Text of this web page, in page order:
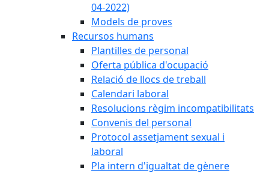
04-2022)
Models de proves
Recursos humans
Plantilles de personal
Oferta pública d'ocupació
Relació de llocs de treball
Calendari laboral
Resolucions règim incompatibilitats
Convenis del personal
Protocol assetjament sexual i
laboral
Pla intern d'igualtat de gènere